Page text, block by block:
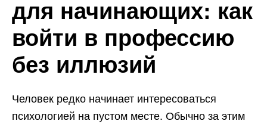
для начинающих: как
войти в профессию
без иллюзий
Человек редко начинает интересоваться
психологией на пустом месте. Обычно за этим